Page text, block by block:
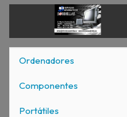
Ordenadores
Componentes
Portátiles